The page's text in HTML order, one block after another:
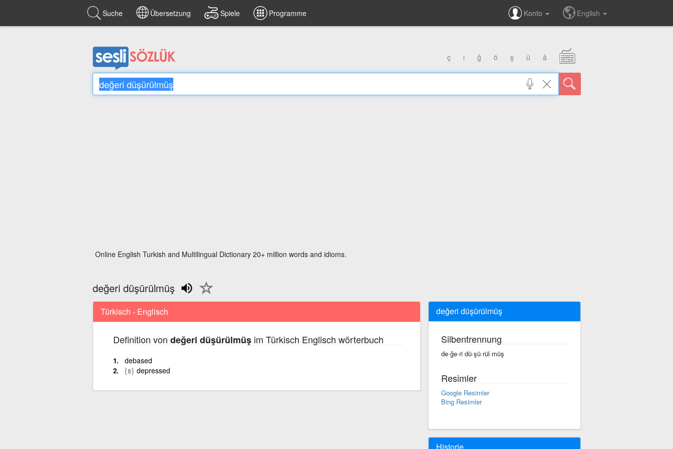
Suche Übersetzung Spiele Programme Konto English
ç ı ğ ö ş ü â
Online English Turkish and Multilingual Dictionary 20+ million words and idioms.
değeri düşürülmüş
Türkisch - Englisch
Definition von değeri düşürülmüşim Türkisch Englisch wörterbuch
debased
{s} depressed
değeri düşürülmüş
Silbentrennung
de·ğe·ri dü·şü·rül·müş
Resimler
Google Resimler
Bing Resimler
Historie